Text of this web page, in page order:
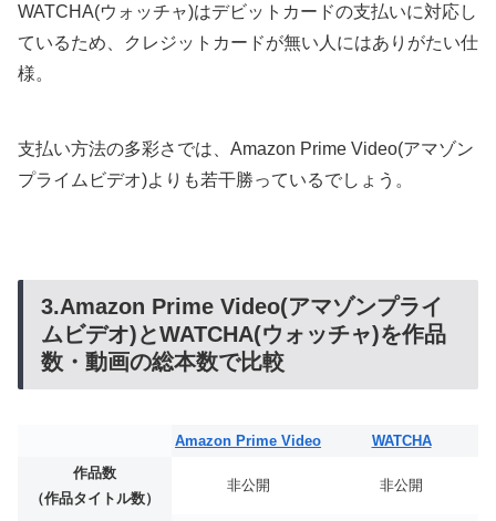
WATCHA(ウォッチャ)はデビットカードの支払いに対応し
ているため、クレジットカードが無い人にはありがたい仕
様。
支払い方法の多彩さでは、Amazon Prime Video(アマゾン
プライムビデオ)よりも若干勝っているでしょう。
3.Amazon Prime Video(アマゾンプライ
ムビデオ)とWATCHA(ウォッチャ)を作品
数・動画の総本数で比較
Amazon Prime Video
WATCHA
作品数
（作品タイトル数）
非公開 非公開